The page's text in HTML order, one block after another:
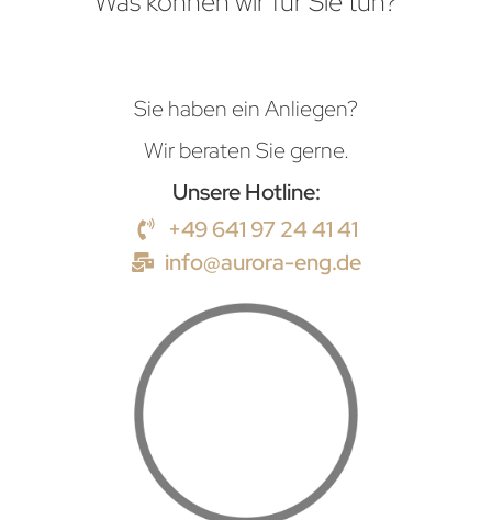
Sie haben ein Anliegen?
Wir beraten Sie gerne.
Unsere Hotline:
+49 641 97 24 41 41
info@aurora-eng.de